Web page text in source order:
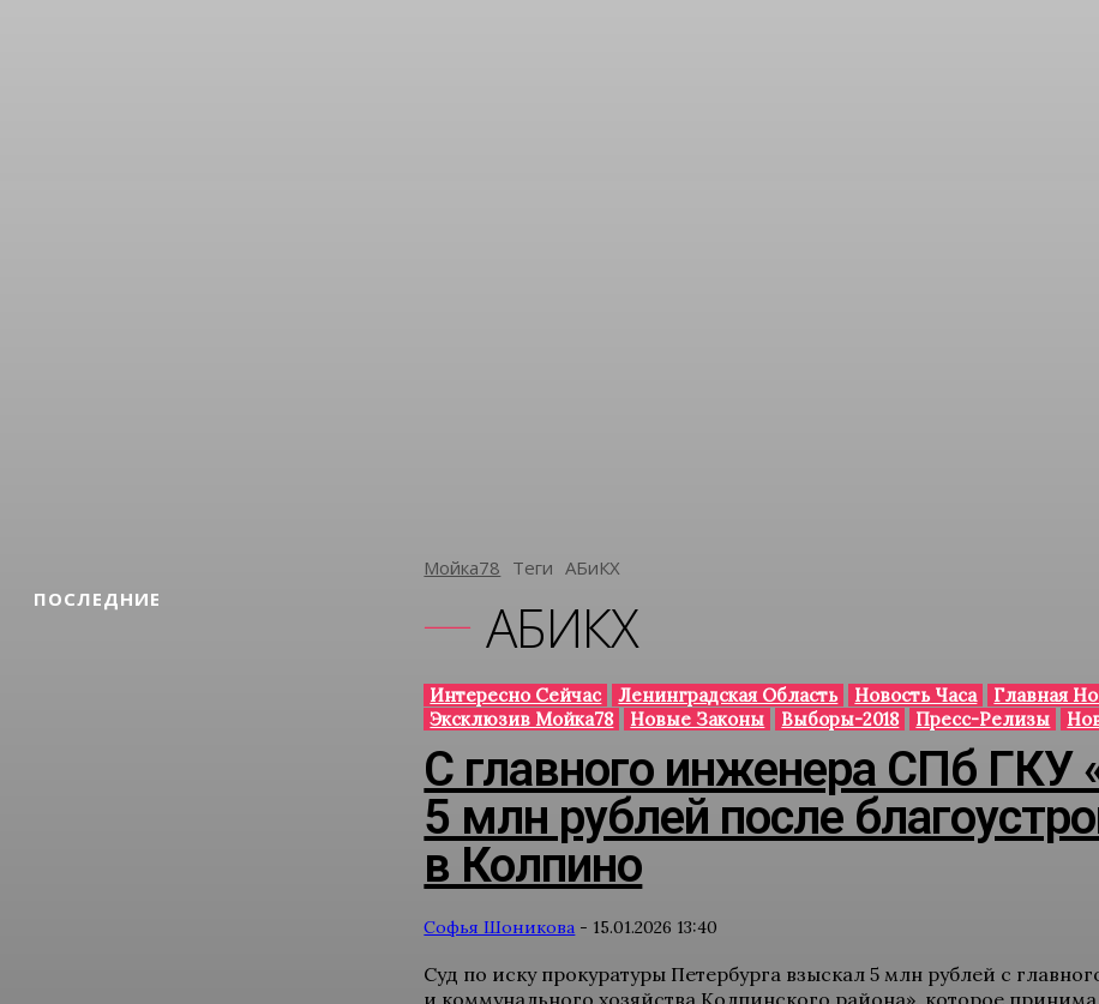
ПОСЛЕДНИЕ
Мойка78 Теги АБиКХ
АБИКХ
Интересно Сейчас Ленинградская Область Новость Часа Главная
Эксклюзив Мойка78
Новые Законы Выборы-2018 Пресс-Релизы
С главного инженера СПб ГКУ
5 млн рублей после
в Колпино
Софья Шоникова - 15.01.2026 13:40
Суд по иску прокуратуры Петербурга взыскал 5 млн рублей с
и коммунального хозяйства Колпинского района», которое